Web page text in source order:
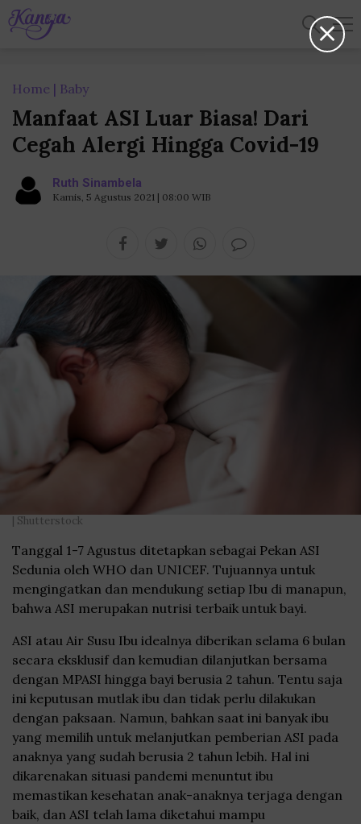
Home Baby
Manfaat ASI Luar Biasa! Dari
Cegah Alergi Hingga Covid-19
Ruth Sinambela
Kamis, 5 Agustus 2021 | 08:00 WIB
| Shutterstock
Tanggal 1-7 Agustus ditetapkan sebagai Pekan ASI
Sedunia oleh WHO dan UNICEF. Tujuannya untuk
mengingatkan dan mendukung setiap Ibu di manapun,
bahwa ASI merupakan nutrisi terbaik untuk bayi.
ASI atau Air Susu Ibu idealnya diberikan selama 6 bulan
secara eksklusif dan kemudian dilanjutkan bersama
dengan MPASI hingga bayi berusia 2 tahun. Tentu saja
ini keputusan mutlak ibu dan tidak perlu dilakukan
dengan paksaan. Namun, bahkan saat ini banyak ibu
yang memilih untuk melanjutkan pemberian ASI pada
anaknya yang sudah berusia 2 tahun lebih. Hal ini
dikarenakan situasi pandemi menuntut ibu
memastikan kesehatan anak-anaknya terjaga dengan
baik, dan ASI telah lama diketahui mampu